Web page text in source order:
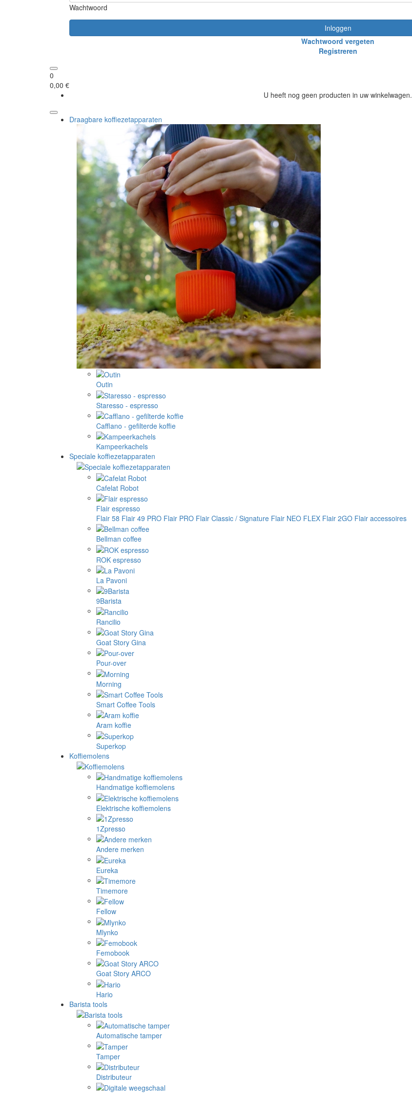
Wachtwoord
Inloggen
Wachtwoord vergeten
Registreren
0
0,00 €
U heeft nog geen producten in uw winkelwagen.
Draagbare koffiezetapparaten
Outin
Staresso - espresso
Cafflano - gefilterde koffie
Kampeerkachels
Speciale koffiezetapparaten
Cafelat Robot
Flair espresso
Flair 58 Flair 49 PRO Flair PRO Flair Classic / Signature Flair NEO FLEX Flair 2GO Flair accessoires
Bellman coffee
ROK espresso
La Pavoni
9Barista
Rancilio
Goat Story Gina
Pour-over
Morning
Smart Coffee Tools
Aram koffie
Superkop
Koffiemolens
Handmatige koffiemolens
Elektrische koffiemolens
1Zpresso
Andere merken
Eureka
Timemore
Fellow
Mlynko
Femobook
Goat Story ARCO
Hario
Barista tools
Automatische tamper
Tamper
Distributeur